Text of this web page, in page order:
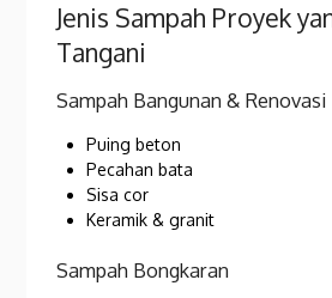
Jenis Sampah Proyek
Tangani
Sampah Bangunan & Renovasi
Puing beton
Pecahan bata
Sisa cor
Keramik & granit
Sampah Bongkaran